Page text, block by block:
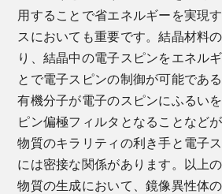
用することで省エネルギーを実現
スにおいても重要です。結晶材料
り、結晶中の電子スピンをエネル
とで電子スピンの制御が可能であ
有機分子が電子のスピンにふるい
ピン偏極フィルタとなることなど
物質のキラリティの利き手と電子
には密接な関係があります。以上
物質の生成において、鏡像異性体